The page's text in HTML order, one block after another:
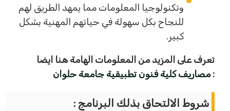
وتكنولوجيا المعلومات مما يمهد الطريق لهم
للنجاح بكل سهولة في حياتهم المهنية بشكل
كبير.
تعرف على المزيد من المعلومات الهامة هنا ايضا
مصاريف كلية فنون تطبيقية جامعة حلوان
شروط الالتحاق بذلك البرنامج :